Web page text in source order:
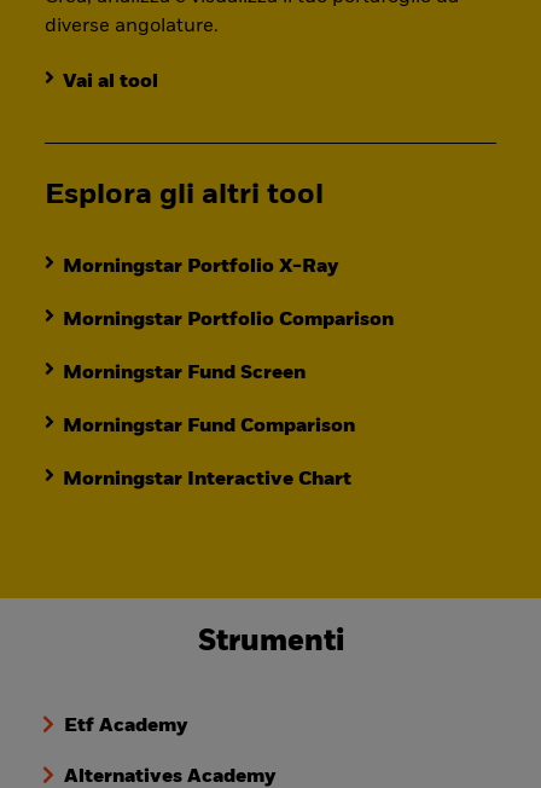
diverse angolature.
Vai al tool
Esplora gli altri tool
Morningstar Portfolio X-Ray
Morningstar Portfolio Comparison
Morningstar Fund Screen
Morningstar Fund Comparison
Morningstar Interactive Chart
Strumenti
Etf Academy
Alternatives Academy